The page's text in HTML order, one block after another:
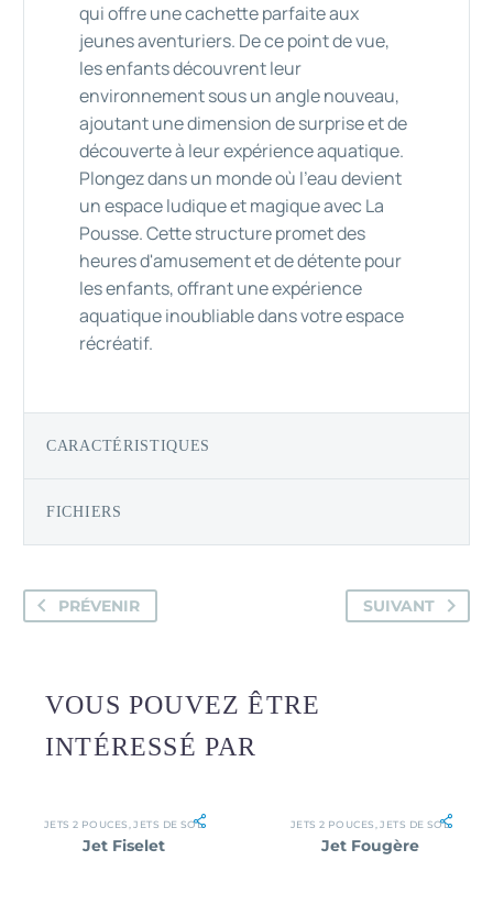
qui offre une cachette parfaite aux
jeunes aventuriers. De ce point de vue,
les enfants découvrent leur
environnement sous un angle nouveau,
ajoutant une dimension de surprise et de
découverte à leur expérience aquatique.
Plongez dans un monde où l'eau devient
un espace ludique et magique avec La
Pousse. Cette structure promet des
heures d'amusement et de détente pour
les enfants, offrant une expérience
aquatique inoubliable dans votre espace
récréatif.
CARACTÉRISTIQUES
FICHIERS
PRÉVENIR SUIVANT
VOUS POUVEZ ÊTRE
INTÉRESSÉ PAR
JETS 2 POUCES JETS DE SOL
Jet Fiselet
JETS 2 POUCES JETS DE SOL
Jet Fougère